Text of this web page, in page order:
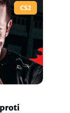
CS2
proti